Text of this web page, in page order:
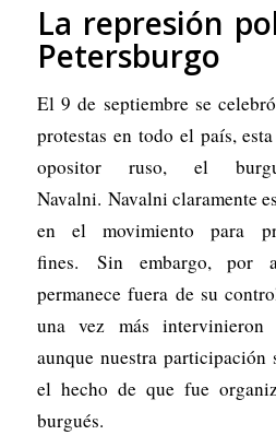
La represión
Petersburgo
El 9 de septiembre se
protestas en todo el país,
opositor ruso, el
Navalni. Navalni claramente
en el movimiento para
fines. Sin embargo, por
permanece fuera de su
una vez más intervinieron
aunque nuestra
el hecho de que fue
burgués.